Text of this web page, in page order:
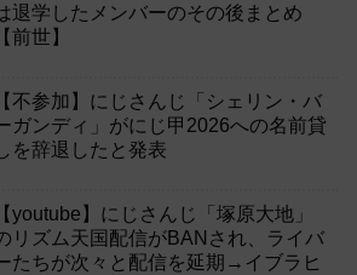
退学したメンバーのその後まとめ
【前世】
【不参加】にじさんじ「シェリン・バ
ガンディ」がにじ甲2026への名前貸
を辞退したと発表
【youtube】にじさんじ「塚原大地」
リズム天国配信がBANされ、ライバ
たちが次々と配信を延期→イブラヒ